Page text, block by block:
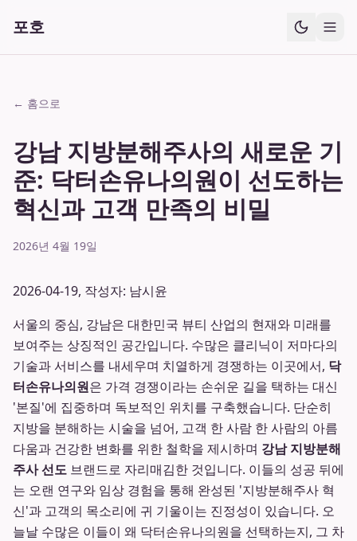
포호
← 홈으로
강남 지방분해주사의 새로운 기
준: 닥터손유나의원이 선도하는
혁신과 고객 만족의 비밀
2026년 4월 19일
2026-04-19, 작성자: 남시윤
서울의 중심, 강남은 대한민국 뷰티 산업의 현재와 미래를
보여주는 상징적인 공간입니다. 수많은 클리닉이 저마다의
기술과 서비스를 내세우며 치열하게 경쟁하는 이곳에서, 닥
터손유나의원은 가격 경쟁이라는 손쉬운 길을 택하는 대신
'본질'에 집중하며 독보적인 위치를 구축했습니다. 단순히
지방을 분해하는 시술을 넘어, 고객 한 사람 한 사람의 아름
다움과 건강한 변화를 위한 철학을 제시하며 강남 지방분해
주사 선도 브랜드로 자리매김한 것입니다. 이들의 성공 뒤에
는 오랜 연구와 임상 경험을 통해 완성된 '지방분해주사 혁
신'과 고객의 목소리에 귀 기울이는 진정성이 있습니다. 오
늘날 수많은 이들이 왜 닥터손유나의원을 선택하는지, 그 차